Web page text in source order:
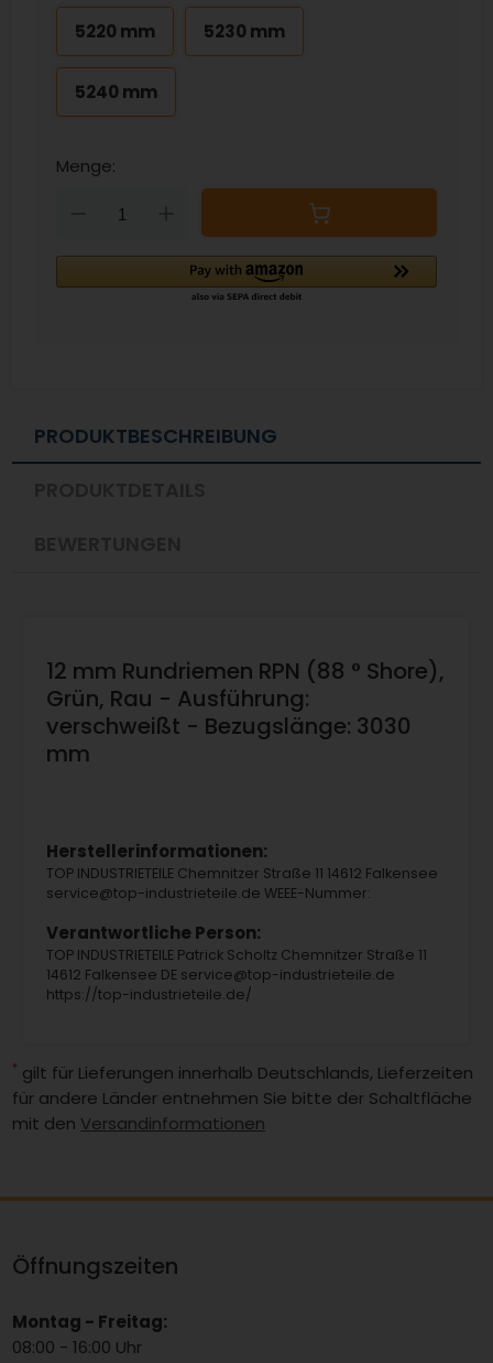
5220 mm 5230 mm
5240 mm
Menge:
Down
PRODUKTBESCHREIBUNG
12 mm Rundriemen RPN (88 ° Shore),
Grün, Rau - Ausführung:
verschweißt - Bezugslänge: 3030
mm
Herstellerinformationen:
TOP INDUSTRIETEILE Chemnitzer Straße 11 14612 Falkensee
service@top-industrieteile.de WEEE-Nummer:
Verantwortliche Person:
TOP INDUSTRIETEILE Patrick Scholtz Chemnitzer Straße 11
14612 Falkensee DE service@top-industrieteile.de
https://top-industrieteile.de/
* gilt für Lieferungen innerhalb Deutschlands, Lieferzeiten
für andere Länder entnehmen Sie bitte der Schaltfläche
mit den Versandinformationen
Öffnungszeiten
Montag - Freitag:
08:00 - 16:00 Uhr